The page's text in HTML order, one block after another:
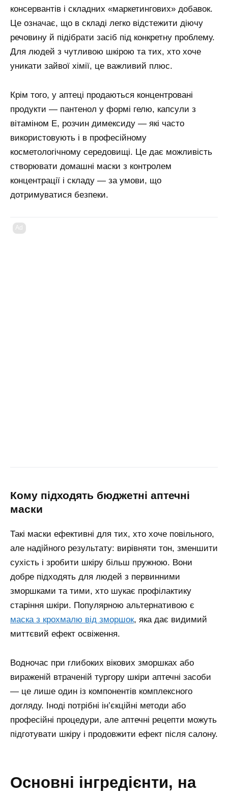
консервантів і складних «маркетингових» добавок.
Це означає, що в складі легко відстежити діючу
речовину й підібрати засіб під конкретну проблему.
Для людей з чутливою шкірою та тих, хто хоче
уникати зайвої хімії, це важливий плюс.
Крім того, у аптеці продаються концентровані
продукти — пантенол у формі гелю, капсули з
вітаміном Е, розчин димексиду — які часто
використовують і в професійному
косметологічному середовищі. Це дає можливість
створювати домашні маски з контролем
концентрації і складу — за умови, що
дотримуватися безпеки.
Ad
кому підходять бюджетні аптечні
маски
Такі маски ефективні для тих, хто хоче повільного,
але надійного результату: вирівняти тон, зменшити
сухість і зробити шкіру більш пружною. Вони
добре підходять для людей з первинними
зморшками та тими, хто шукає профілактику
старіння шкіри. Популярною альтернативою є
маска з крохмалю від зморшок, яка дає видимий
миттєвий ефект освіження.
Водночас при глибоких вікових зморшках або
вираженій втраченій тургору шкіри аптечні засоби
— це лише один із компонентів комплексного
догляду. Іноді потрібні ін’єкційні методи або
професійні процедури, але аптечні рецепти можуть
підготувати шкіру і продовжити ефект після салону.
основні інгредієнти, на